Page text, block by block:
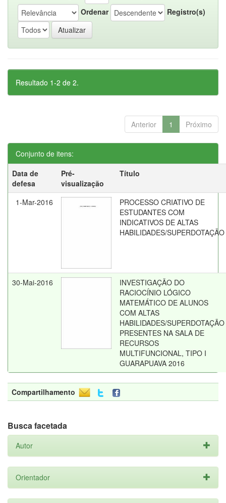
Ordenar
Registro(s)
Resultado 1-2 de 2.
Anterior 1 Próximo
Conjunto de itens:
Data de
defesa
Pré-
visualização
Título
1-Mar-2016
PROCESSO CRIATIVO DE
ESTUDANTES COM
INDICATIVOS DE ALTAS
HABILIDADES/SUPERDOTAÇÃO
30-Mai-2016
INVESTIGAÇÃO DO
RACIOCÍNIO LÓGICO
MATEMÁTICO DE ALUNOS
COM ALTAS
HABILIDADES/SUPERDOTAÇÃO
PRESENTES NA SALA DE
RECURSOS
MULTIFUNCIONAL, TIPO I
GUARAPUAVA 2016
Compartilhamento
Busca facetada
Autor
Orientador